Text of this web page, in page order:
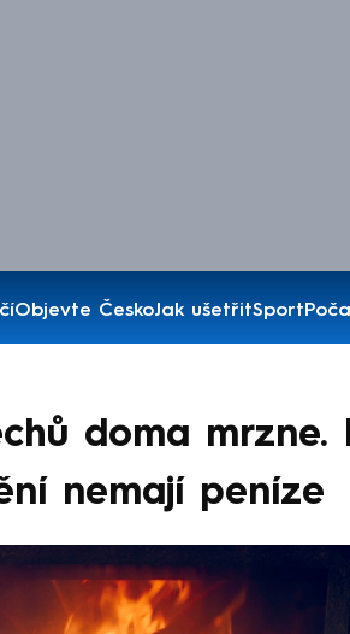
Objevte ČeskoJak ušetřitSport
doma mrzne.
nemají peníze